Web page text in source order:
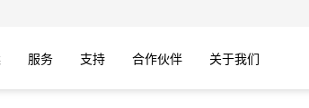
服务 支持 合作伙伴 关于我们